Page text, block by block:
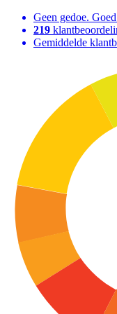
Geen gedoe.
219
Gemiddelde